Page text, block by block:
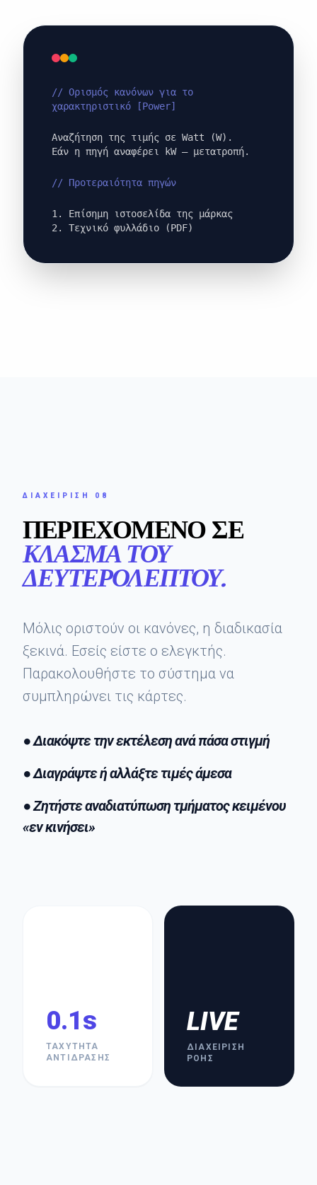
// Ορισμός κανόνων για το
χαρακτηριστικό [Power]
Αναζήτηση της τιμής σε Watt (W).
Εάν η πηγή αναφέρει kW — μετατροπή.
// Προτεραιότητα πηγών
1. Επίσημη ιστοσελίδα της μάρκας
2. Τεχνικό φυλλάδιο (PDF)
0.1s
ΤΑΧΎΤΗΤΑ
ΑΝΤΊΔΡΑΣΗΣ
LIVE
ΔΙΑΧΕΊΡΙΣΗ
ΡΟΉΣ
ΔΙΑΧΕΊΡΙΣΗ 08
ΠΕΡΙΕΧΌΜΕΝΟ ΣΕ
ΚΛΆΣΜΑ ΤΟΥ
ΔΕΥΤΕΡΟΛΈΠΤΟΥ.
Μόλις οριστούν οι κανόνες, η διαδικασία
ξεκινά. Εσείς είστε ο ελεγκτής.
Παρακολουθήστε το σύστημα να
συμπληρώνει τις κάρτες.
● Διακόψτε την εκτέλεση ανά πάσα στιγμή
● Διαγράψτε ή αλλάξτε τιμές άμεσα
● Ζητήστε αναδιατύπωση τμήματος κειμένου
«εν κινήσει»